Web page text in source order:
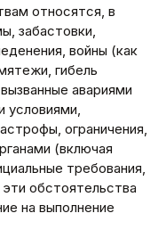
относятся, в
забастовки,
войны (как
гибель
авариями
условиями,
ограничения,
(включая
требования,
обстоятельства
на выполнение